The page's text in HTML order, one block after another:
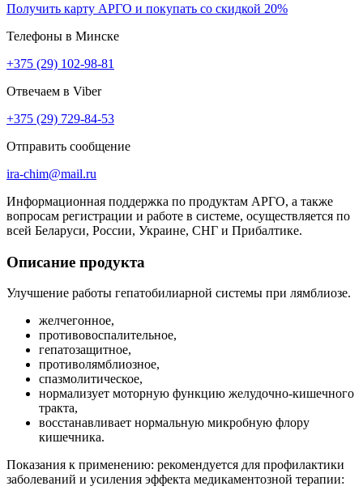
Получить карту АРГО и покупать со скидкой 20%
Телефоны в Минске
+375 (29) 102-98-81
Отвечаем в Viber
+375 (29) 729-84-53
Отправить сообщение
ira-chim@mail.ru
Информационная поддержка по продуктам АРГО, а также
вопросам регистрации и работе в системе, осуществляется по
всей Беларуси, России, Украине, СНГ и Прибалтике.
Описание продукта
Улучшение работы гепатобилиарной системы при лямблиозе.
желчегонное,
противовоспалительное,
гепатозащитное,
противолямблиозное,
спазмолитическое,
нормализует моторную функцию желудочно-кишечного
тракта,
восстанавливает нормальную микробную флору
кишечника.
Показания к применению: рекомендуется для профилактики
заболеваний и усиления эффекта медикаментозной терапии: